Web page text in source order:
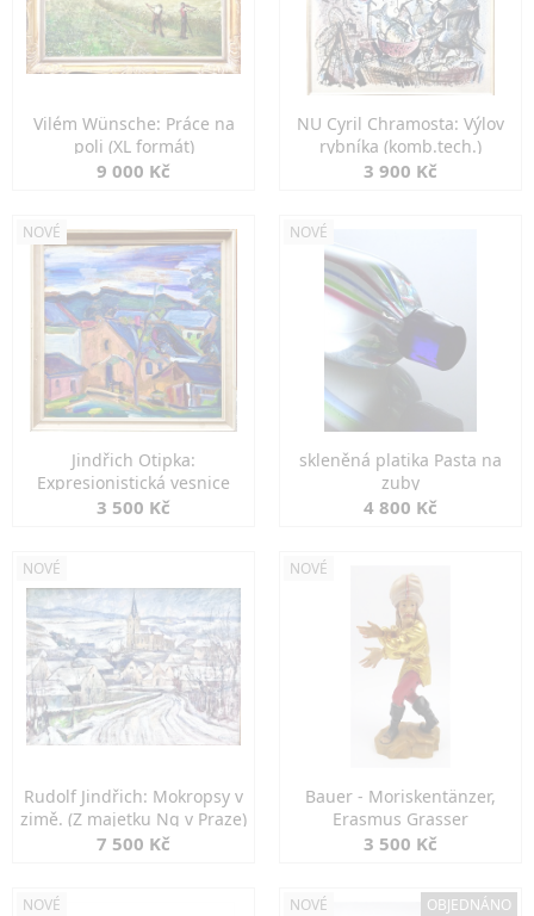
Vilém Wünsche: Práce na
poli (XL formát)
9 000 Kč
NU Cyril Chramosta: Výlov
rybníka (komb.tech.)
3 900 Kč
NOVÉ
Jindřich Otipka:
Expresionistická vesnice
3 500 Kč
NOVÉ
skleněná platika Pasta na
zuby
4 800 Kč
NOVÉ
Rudolf Jindřich: Mokropsy v
zimě. (Z majetku Ng v Praze)
7 500 Kč
NOVÉ
Bauer - Moriskentänzer,
Erasmus Grasser
3 500 Kč
NOVÉ NOVÉ OBJEDNÁNO